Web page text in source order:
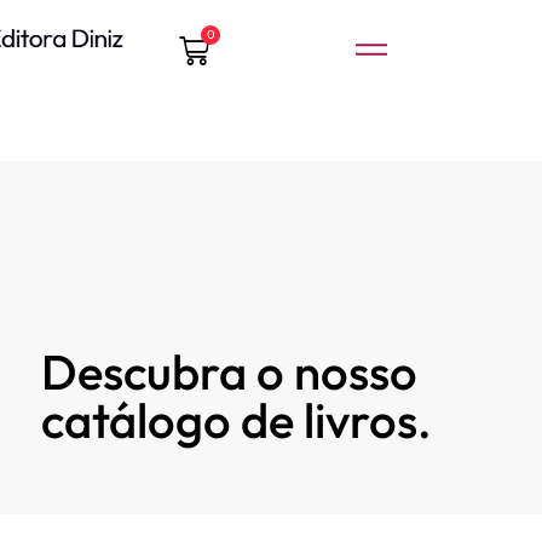
0
Descubra o nosso
catálogo de livros.